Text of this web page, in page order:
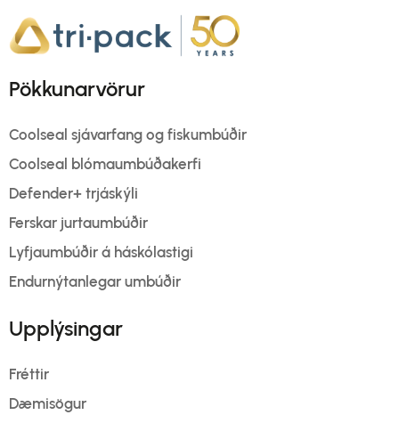
Pökkunarvörur
Coolseal sjávarfang og fiskumbúðir
Coolseal blómaumbúðakerfi
Defender+ trjáskýli
Ferskar jurtaumbúðir
Lyfjaumbúðir á háskólastigi
Endurnýtanlegar umbúðir
Upplýsingar
Fréttir
Dæmisögur